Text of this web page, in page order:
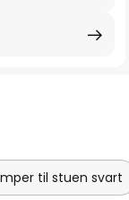
til stuen svart